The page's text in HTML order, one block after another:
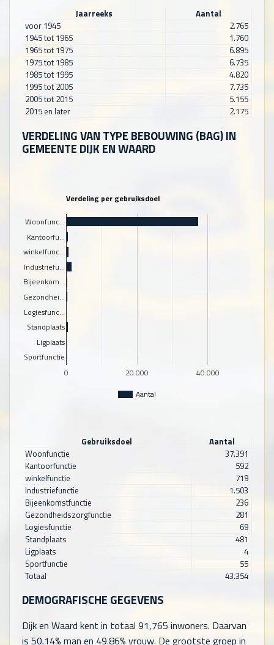
Jaarreeks
Aantal
voor 1945
2.765
1945 tot 1965
1.760
1965 tot 1975
6.895
1975 tot 1985
6.735
1985 tot 1995
4.820
1995 tot 2005
7.735
2005 tot 2015
5.155
2015 en later
2.175
VERDELING VAN TYPE BEBOUWING (BAG) IN
GEMEENTE DIJK EN WAARD
Verdeling per gebruiksdoel
Aantal
0 20.000 40.000
Woonfunc…
Kantoorfu…
winkelfunc…
Industriefu…
Bijeenkom…
Gezondhei…
Logiesfunc…
Standplaats
Ligplaats
Sportfunctie
Gebruiksdoel
Aantal
Woonfunctie
37.391
Kantoorfunctie
592
winkelfunctie
719
Industriefunctie
1.503
Bijeenkomstfunctie
236
Gezondheidszorgfunctie
281
Logiesfunctie
69
Standplaats
481
Ligplaats
4
Sportfunctie
55
Totaal
43.354
DEMOGRAFISCHE GEGEVENS
Dijk en Waard kent in totaal 91,765 inwoners. Daarvan
is 50.14% man en 49.86% vrouw. De grootste groep in